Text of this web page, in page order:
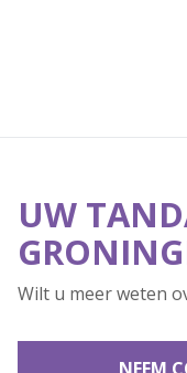
UW
Wilt u meer weten